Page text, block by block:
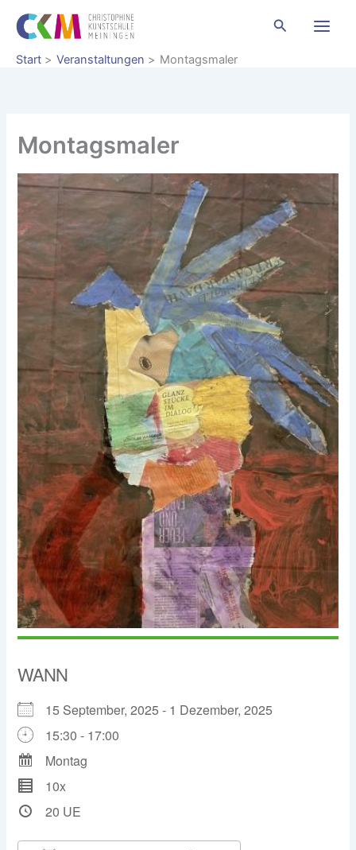
Inhalt
Suchen
Start Veranstaltungen Montagsmaler
Montagsmaler
WANN
15 September, 2025 - 1 Dezember, 2025
15:30 - 17:00
Montag
10x
20 UE